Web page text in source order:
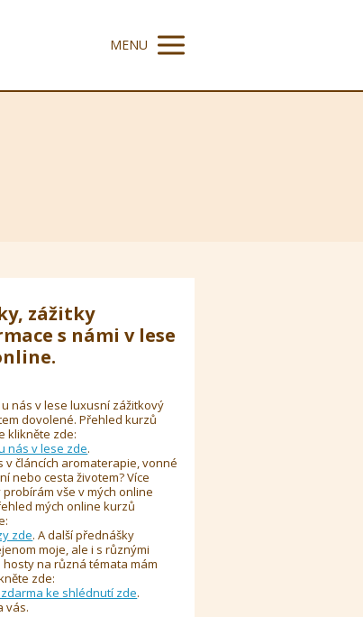
MENU
zážitky
s námi v lese
nás v lese luxusní zážitkový
dovolené. Přehled kurzů
klikněte zde:
nás v lese zde.
v článcích aromaterapie, vonné
nebo cesta životem? Více
vše v mých online
mých online kurzů
zde. A další přednášky
moje, ale i s různými
hosty na různá témata mám
zde:
ke shlédnutí zde.
vás.